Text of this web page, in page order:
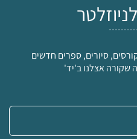
סיורים, ספרים חדשים
שקורה אצלנו ב'יד'